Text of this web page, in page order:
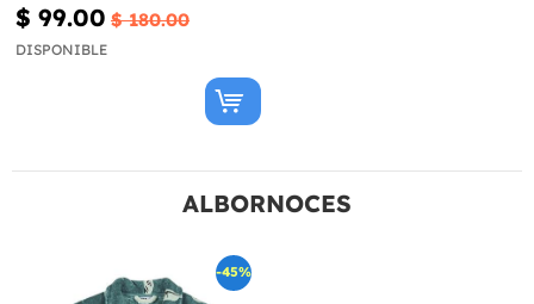
$ 99.00 $ 180.00
DISPONIBLE
ALBORNOCES
-45%